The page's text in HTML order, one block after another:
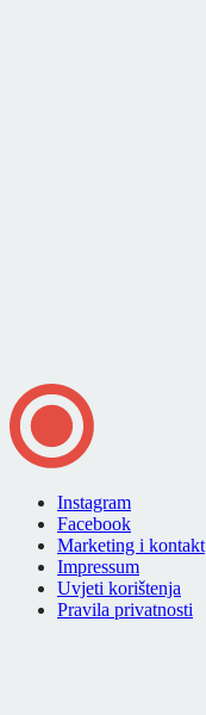
Instagram
Facebook
Marketing i kontakt
Impressum
Uvjeti korištenja
Pravila privatnosti